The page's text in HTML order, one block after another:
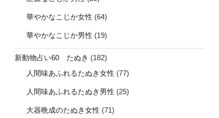
華やかなこじか女性 (64)
華やかなこじか男性 (19)
新動物占い60 たぬき (182)
人間味あふれるたぬき女性 (77)
人間味あふれるたぬき男性 (25)
大器晩成のたぬき女性 (71)